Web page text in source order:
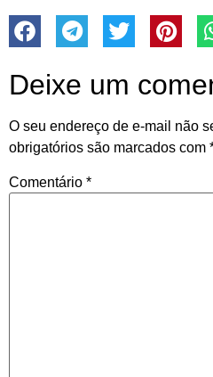
Deixe um
O seu endereço de e-mail não
obrigatórios são marcados com
Comentário *